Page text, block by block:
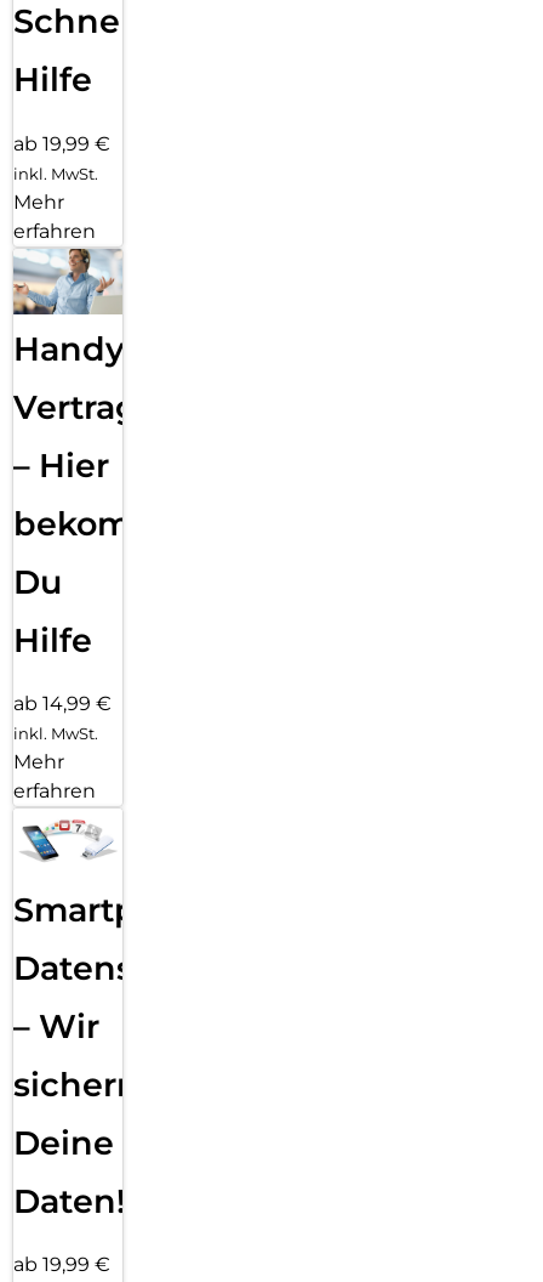
Schnelle
Hilfe
ab 19,99 €
inkl. MwSt.
Mehr
erfahren
Handy
Vertragsabwicklung
– Hier
bekommst
Du
Hilfe
ab 14,99 €
inkl. MwSt.
Mehr
erfahren
Smartphone
Datensicherung
– Wir
sichern
Deine
Daten!
ab 19,99 €